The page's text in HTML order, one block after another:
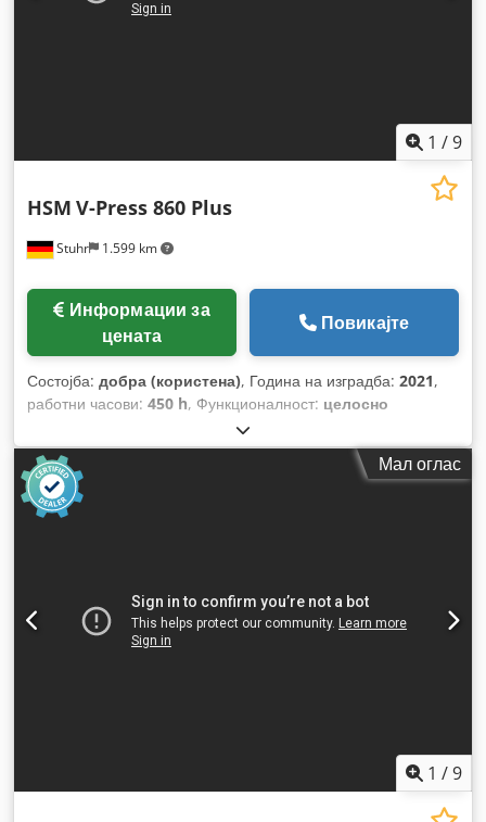
1 /9
Stuhr 1.599 km
HSM V-Press 860 Plus
цената
Повикајте
Состојба: добра (користена), Година на изградба: 2021,
работни часови: 450 h, Функционалност: целосно
Мал оглас
1 /9